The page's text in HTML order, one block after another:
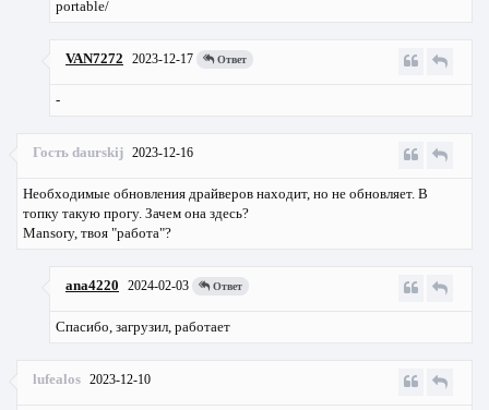
portable/
VAN7272 2023-12-17 Ответ
-
Гость daurskij 2023-12-16
Необходимые обновления драйверов находит, но не обновляет. В
топку такую прогу. Зачем она здесь?
Mansory, твоя "работа"?
ana4220 2024-02-03 Ответ
Спасибо, загрузил, работает
lufealos 2023-12-10